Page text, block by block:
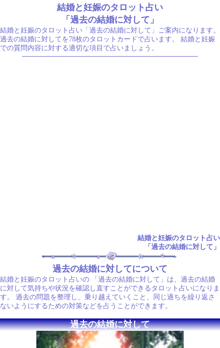
結婚と妊娠のタロット占い
「過去の結婚に対して」
結婚と妊娠のタロット占い「過去の結婚に対して」ご案内になります。
過去の結婚に対してを78枚のタロットカードで占います。 結婚と妊娠
での質問内容に対する適切な項目で占いましょう。
結婚と妊娠のタロット占い
「過去の結婚に対して」
過去の結婚に対してについて
結婚と妊娠のタロット占いの 「過去の結婚に対して」は、過去の結婚
に対して気持ちや状況を確認し直すことができるタロット占いになりま
す。 過去の問題を整理し、乗り越えていくこと、同じ過ちを繰り返さ
ないようにするための対策などを占うことができます。
過去の結婚に対して